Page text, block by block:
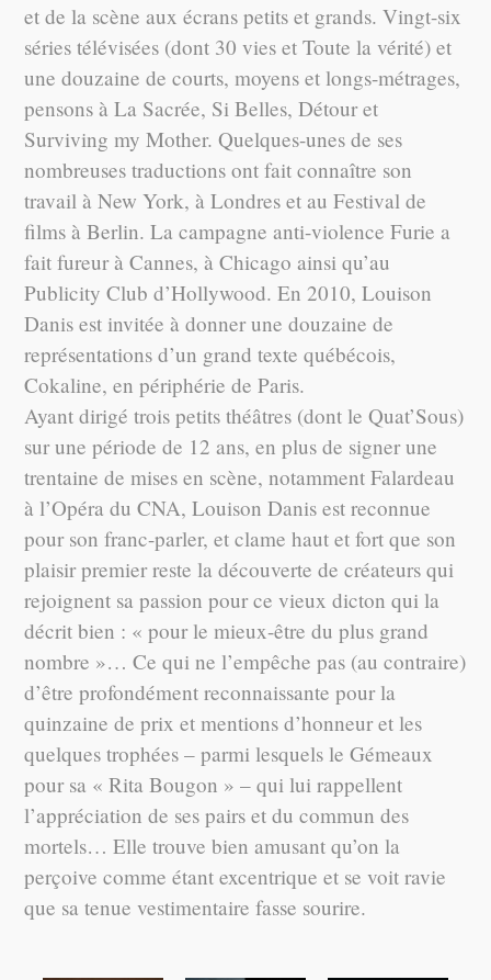
et de la scène aux écrans petits et grands. Vingt-six
séries télévisées (dont 30 vies et Toute la vérité) et
une douzaine de courts, moyens et longs-métrages,
pensons à La Sacrée, Si Belles, Détour et
Surviving my Mother. Quelques-unes de ses
nombreuses traductions ont fait connaître son
travail à New York, à Londres et au Festival de
films à Berlin. La campagne anti-violence Furie a
fait fureur à Cannes, à Chicago ainsi qu’au
Publicity Club d’Hollywood. En 2010, Louison
Danis est invitée à donner une douzaine de
représentations d’un grand texte québécois,
Cokaline, en périphérie de Paris.
Ayant dirigé trois petits théâtres (dont le Quat’Sous)
sur une période de 12 ans, en plus de signer une
trentaine de mises en scène, notamment Falardeau
à l’Opéra du CNA, Louison Danis est reconnue
pour son franc-parler, et clame haut et fort que son
plaisir premier reste la découverte de créateurs qui
rejoignent sa passion pour ce vieux dicton qui la
décrit bien : « pour le mieux-être du plus grand
nombre »… Ce qui ne l’empêche pas (au contraire)
d’être profondément reconnaissante pour la
quinzaine de prix et mentions d’honneur et les
quelques trophées – parmi lesquels le Gémeaux
pour sa « Rita Bougon » – qui lui rappellent
l’appréciation de ses pairs et du commun des
mortels… Elle trouve bien amusant qu’on la
perçoive comme étant excentrique et se voit ravie
que sa tenue vestimentaire fasse sourire.